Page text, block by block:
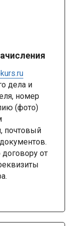
дела и
номер
(фото)
почтовый
от